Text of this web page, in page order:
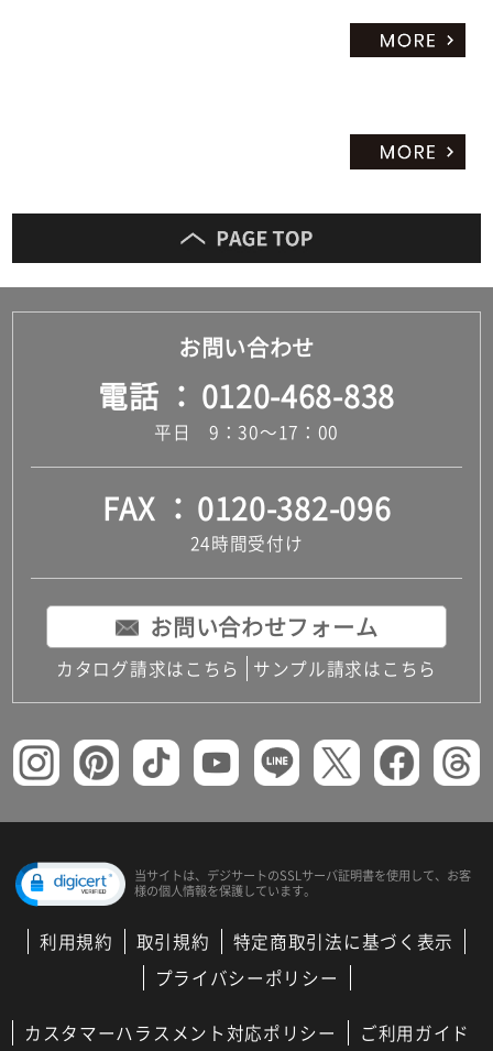
お問い合わせ
電話 0120-468-838
平日 9：30～17：00
FAX 0120-382-096
24時間受付け
お問い合わせフォーム
カタログ請求はこちら サンプル請求はこちら
当サイトは、デジサートのSSLサーバ証明書を使用して、 お客
様の個人情報を保護しています。
利用規約 取引規約
特定商取引法に基づく表示
プライバシーポリシー
カスタマーハラスメント対応ポリシー ご利用ガイド